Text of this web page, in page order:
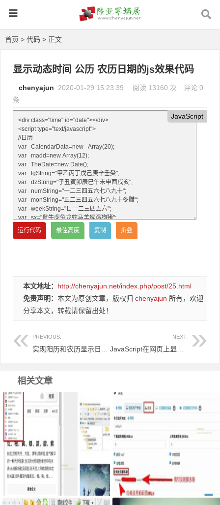
首页 > 代码 > 正文
显示动态时间 公历 农历日期的js效果代码
chenyajun 2020-01-29 15:23:39 阅读 13160 次
评论 0
条
JavaScript
本文地址： http://chenyajun.net/index.php/post/25.html
免责声明： 本文为原创文章，版权归 chenyajun 所有，欢迎
分享本文，转载请保留出处！
PREVIOUS: NEXT:
相关文章
Google Chrome浏览器右侧边栏嵌
服务器搭建syncthing客户端，自
己私有syncthing发现服务器和中
继服务器